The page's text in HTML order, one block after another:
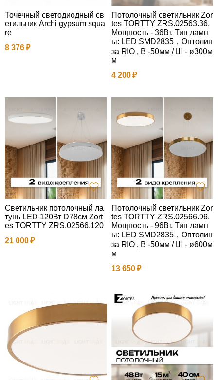
Точечный светодиодный св
етильник Archi gypsum squa
re
8 376
Потолочный светильник Zor
tes TORTTY ZRS.02563.36,
Мощность - 36Вт, Тип ламп
ы: LED SMD2835，Оптолин
за RIO , В -50мм / Ш - ø300м
м
4 200
Светильник потолочный ла
тунь LED 120Вт D78см Zort
es TORTTY ZRS.02566.120
21 000
Потолочный светильник Zor
tes TORTTY ZRS.02566.96,
Мощность - 96Вт, Тип ламп
ы: LED SMD2835，Оптолин
за RIO , В -50мм / Ш - ø600м
м
13 650